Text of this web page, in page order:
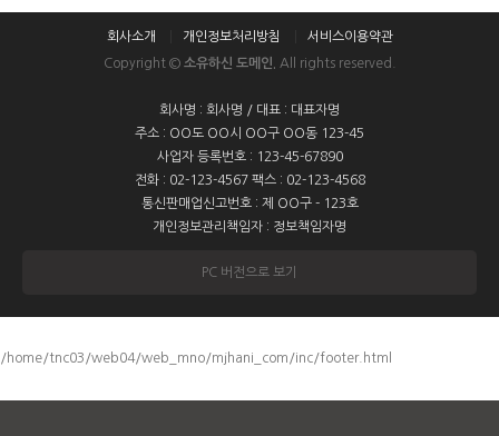
회사소개 개인정보처리방침
서비스이용약관
Copyright © 소유하신 도메인. All rights reserved.
회사명 : 회사명 / 대표 : 대표자명
주소 : OO도 OO시 OO구 OO동 123-45
사업자 등록번호 : 123-45-67890
전화 : 02-123-4567 팩스 : 02-123-4568
통신판매업신고번호 : 제 OO구 - 123호
개인정보관리책임자 : 정보책임자명
PC 버전으로 보기
/home/tnc03/web04/web_mno/mjhani_com/inc/footer.html